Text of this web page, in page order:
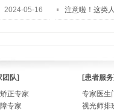
2024-05-16 注意啦！这类
团队]
正专家
专家
[患者服务]
专家医生
视光师排